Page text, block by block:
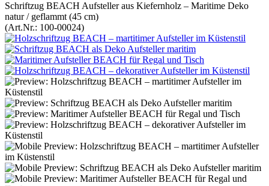
Schriftzug BEACH Aufsteller aus Kiefernholz – Maritime Deko
natur / geflammt (45 cm)
(Art.Nr.: 100-00024)